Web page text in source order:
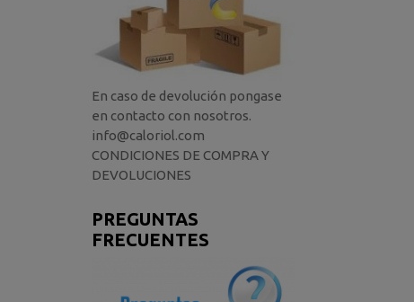
En caso de devolución pongase
en contacto con nosotros.
info@caloriol.com
CONDICIONES DE COMPRA Y
DEVOLUCIONES
PREGUNTAS
FRECUENTES